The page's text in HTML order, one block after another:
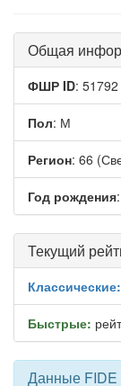
Общая
ФШР ID: 51792
Пол: М
Регион: 66
Год рождения
Текущий
Классические:
Быстрые:
Данные FIDE